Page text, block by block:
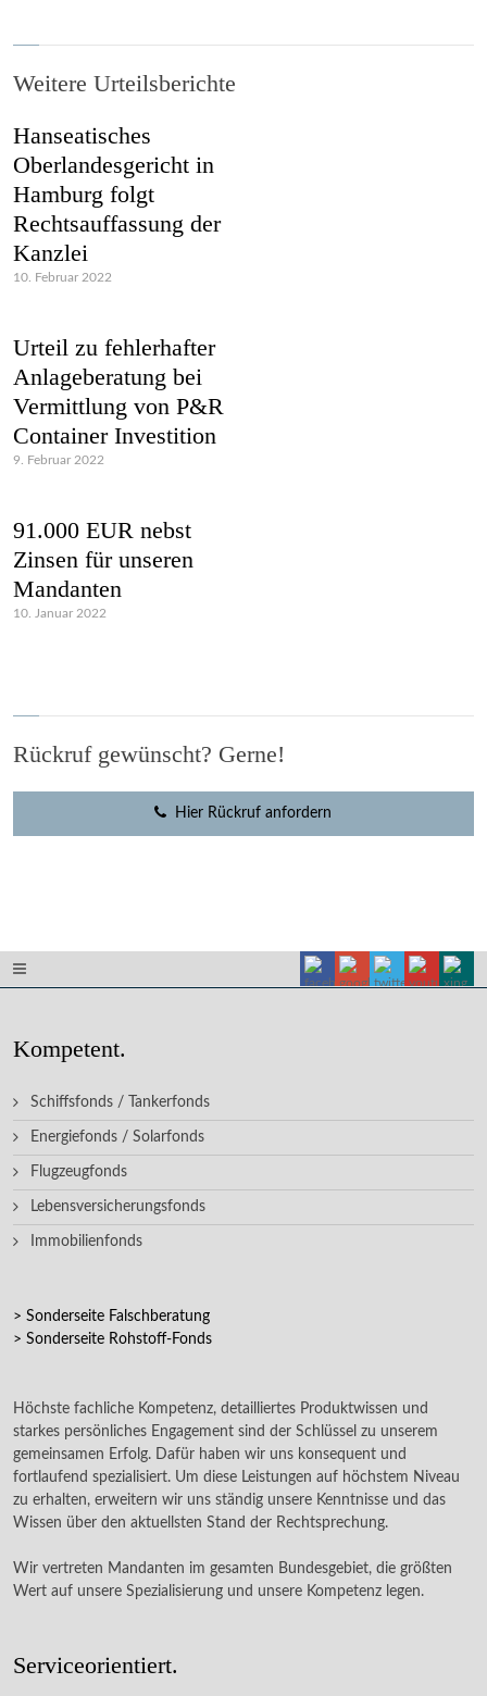
Weitere Urteilsberichte
Hanseatisches
Oberlandesgericht in
Hamburg folgt
Rechtsauffassung der
Kanzlei
10. Februar 2022
Urteil zu fehlerhafter
Anlageberatung bei
Vermittlung von P&R
Container Investition
9. Februar 2022
91.000 EUR nebst
Zinsen für unseren
Mandanten
10. Januar 2022
Rückruf gewünscht? Gerne!
Hier Rückruf anfordern
Kompetent.
Schiffsfonds / Tankerfonds
Energiefonds / Solarfonds
Flugzeugfonds
Lebensversicherungsfonds
Immobilienfonds
> Sonderseite Falschberatung
> Sonderseite Rohstoff-Fonds
Höchste fachliche Kompetenz, detailliertes Produktwissen und
starkes persönliches Engagement sind der Schlüssel zu unserem
gemeinsamen Erfolg. Dafür haben wir uns konsequent und
fortlaufend spezialisiert. Um diese Leistungen auf höchstem Niveau
zu erhalten, erweitern wir uns ständig unsere Kenntnisse und das
Wissen über den aktuellsten Stand der Rechtsprechung.
Wir vertreten Mandanten im gesamten Bundesgebiet, die größten
Wert auf unsere Spezialisierung und unsere Kompetenz legen.
Serviceorientiert.